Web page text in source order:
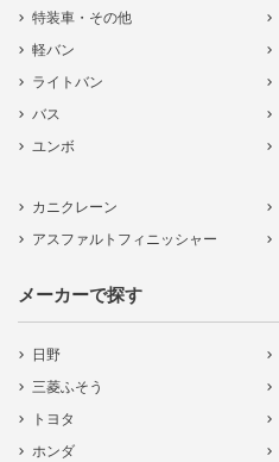
特装車・その他
軽バン
ライトバン
バス
ユンボ
カニクレーン
アスファルトフィニッシャー
メーカーで探す
日野
三菱ふそう
トヨタ
ホンダ